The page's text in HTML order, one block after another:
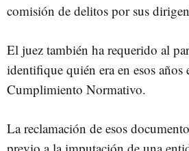
comisión de delitos por sus
El juez también ha requerido al
identifique quién era en esos años
Cumplimiento Normativo.
La reclamación de esos